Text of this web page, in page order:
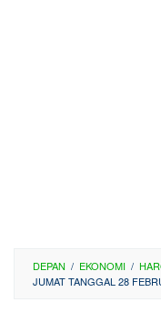
DEPAN / EKONOMI /
JUMAT TANGGAL 28